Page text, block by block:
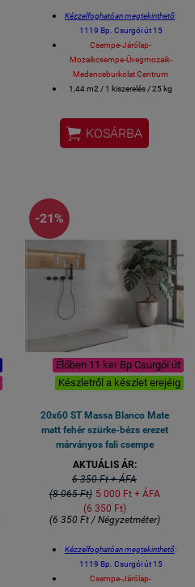
Kézzelfoghatóan megtekinthető:
1119 Bp. Csurgói út 15
Csempe-Járólap-
Mozaikcsempe-Üvegmozaik-
Medenceburkolat Centrum
1,44 m2 / 1 kiszerelés / 25 kg
Méret: 30 x 60 cm / csempe
Fürdőszobai csempe, konyhai
csempe, éttermi design csempe
 KOSÁRBA
-21%
Élőben 11 ker Bp Csurgói út
Készletről a készlet erejéig
20x60 ST Massa Blanco Mate
matt fehér szürke-bézs erezet
márványos fali csempe
AKTUÁLIS ÁR:
6 350 Ft + ÁFA
(8 065 Ft) 5 000 Ft + ÁFA
(6 350 Ft)
(6 350 Ft / Négyzetméter)
Kézzelfoghatóan megtekinthető:
1119 Bp. Csurgói út 15
Csempe-Járólap-